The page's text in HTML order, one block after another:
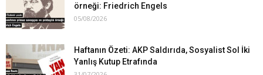
örneği: Friedrich Engels
05/08/2026
Haftanın Özeti: AKP Saldırıda, Sosyalist Sol İki
Yanlış Kutup Etrafında